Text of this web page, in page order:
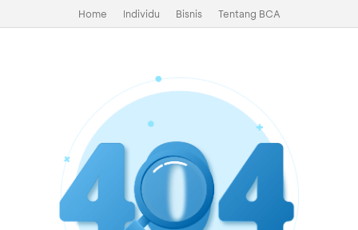
Home Individu Bisnis Tentang BCA